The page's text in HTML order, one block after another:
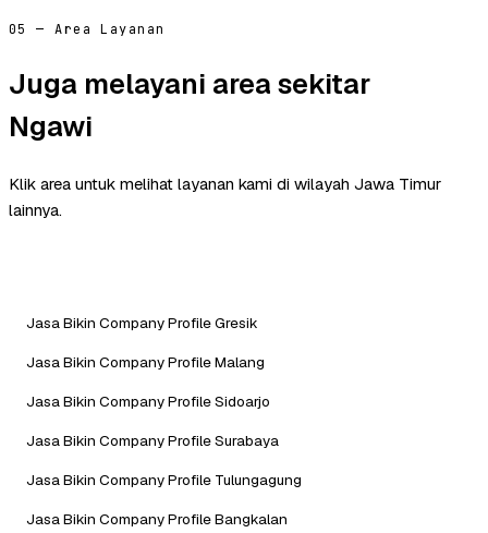
05 — Area Layanan
Juga melayani area sekitar
Ngawi
Klik area untuk melihat layanan kami di wilayah Jawa Timur
lainnya.
Jasa Bikin Company Profile Gresik
Jasa Bikin Company Profile Malang
Jasa Bikin Company Profile Sidoarjo
Jasa Bikin Company Profile Surabaya
Jasa Bikin Company Profile Tulungagung
Jasa Bikin Company Profile Bangkalan